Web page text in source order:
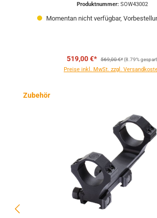
Produktnummer: SOW43002
Momentan nicht verfügbar,
519,00 €* Regulärer Preis:
569,00 €* (8.79%
Preise inkl. MwSt. zzgl.
Produktgalerie überspringen
Zubehör